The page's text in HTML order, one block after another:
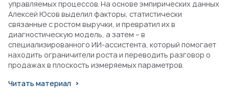
управляемых процессов. На основе эмпирических данных
Алексей Юсов выделил факторы, статистически
связанные с ростом выручки, и превратил их в
диагностическую модель, а затем – в
специализированного ИИ-ассистента, который помогает
находить ограничители роста и переводить разговор о
продажах в плоскость измеряемых параметров.
Читать материал